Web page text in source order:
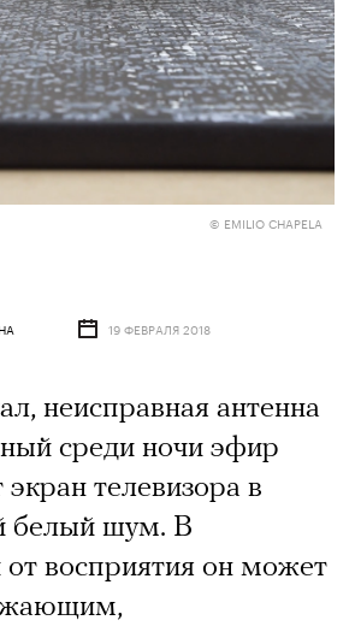
© EMILIO CHAPELA
19 ФЕВРАЛЯ 2018
неисправная антенна
среди ночи эфир
телевизора в
белый шум. В
от восприятия он может